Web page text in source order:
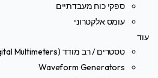
ספקי כוח מעבדתיים
עומס אלקטרוני
עוד
טסטרים / רב מודד (Digital Multimeters)
Waveform Generators